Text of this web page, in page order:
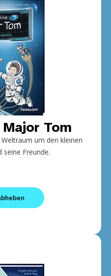
Tom
um den kleinen
Freunde.